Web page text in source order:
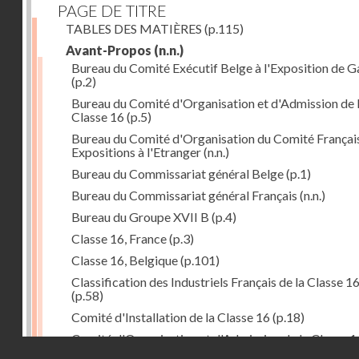
PAGE DE TITRE
TABLES DES MATIÈRES (p.115)
Avant-Propos (n.n.)
Bureau du Comité Exécutif Belge à l'Exposition de
(p.2)
Bureau du Comité d'Organisation et d'Admission de
Classe 16 (p.5)
Bureau du Comité d'Organisation du Comité
Expositions à l'Etranger(n.n.)
Bureau du Commissariat général Belge(p.1)
Bureau du Commissariat général Français (n.n.)
Bureau du Groupe XVII B (p.4)
Classe 16, France(p.3)
Classe 16, Belgique(p.101)
Classification des Industriels Français de la Classe 16
(p.58)
Comité d'Installation de la Classe 16 (p.18)
Comité d'Organisation et d'Admission de la Classe